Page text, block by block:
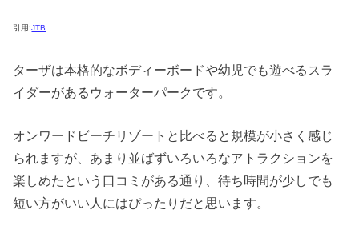
引用:JTB
ターザは本格的なボディーボードや幼児でも遊べるスラ
イダーがあるウォーターパークです。
オンワードビーチリゾートと比べると規模が小さく感じ
られますが、あまり並ばずいろいろなアトラクションを
楽しめたという口コミがある通り、待ち時間が少しでも
短い方がいい人にはぴったりだと思います。